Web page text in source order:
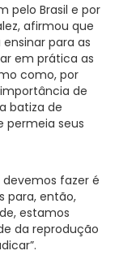
pelo Brasil e por
afirmou que
para as
em prática as
como, por
de
batiza de
permeia seus
devemos fazer é
para, então,
estamos
da reprodução